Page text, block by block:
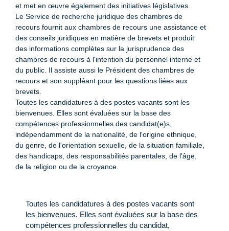
et met en œuvre également des initiatives législatives.
Le Service de recherche juridique des chambres de
recours fournit aux chambres de recours une assistance et
des conseils juridiques en matière de brevets et produit
des informations complètes sur la jurisprudence des
chambres de recours à l'intention du personnel interne et
du public. Il assiste aussi le Président des chambres de
recours et son suppléant pour les questions liées aux
brevets.
Toutes les candidatures à des postes vacants sont les
bienvenues. Elles sont évaluées sur la base des
compétences professionnelles des candidat(e)s,
indépendamment de la nationalité, de l'origine ethnique,
du genre, de l'orientation sexuelle, de la situation familiale,
des handicaps, des responsabilités parentales, de l'âge,
de la religion ou de la croyance.
Toutes les candidatures à des postes vacants sont
les bienvenues. Elles sont évaluées sur la base des
compétences professionnelles du candidat,